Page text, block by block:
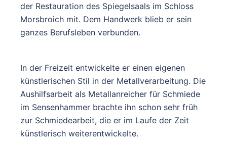
der Restauration des Spiegelsaals im Schloss
Morsbroich mit. Dem Handwerk blieb er sein
ganzes Berufsleben verbunden.
In der Freizeit entwickelte er einen eigenen
künstlerischen Stil in der Metallverarbeitung. Die
Aushilfsarbeit als Metallanreicher für Schmiede
im Sensenhammer brachte ihn schon sehr früh
zur Schmiedearbeit, die er im Laufe der Zeit
künstlerisch weiterentwickelte.